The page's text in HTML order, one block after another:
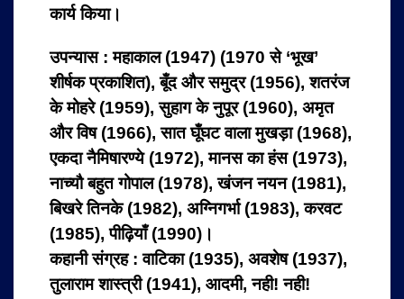
कार्य किया।
उपन्यास : महाकाल (1947) (1970 से ‘भूख’
शीर्षक प्रकाशित), बूँद और समुद्र (1956), शतरंज
के मोहरे (1959), सुहाग के नुपूर (1960), अमृत
और विष (1966), सात घूँघट वाला मुखड़ा (1968),
एकदा नैमिषारण्‍ये (1972), मानस का हंस (1973),
नाच्‍यौ बहुत गोपाल (1978), खंजन नयन (1981),
बिखरे तिनके (1982), अग्निगर्भा (1983), करवट
(1985), पीढ़ियाँ (1990)।
कहानी संग्रह : वाटिका (1935), अवशेष (1937),
तुलाराम शास्‍त्री (1941), आदमी, नही! नही!